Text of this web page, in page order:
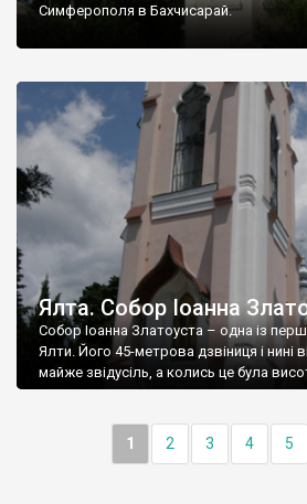
Симферополя в Бахчисарай.
Ялта. Собор Іоанна
Собор Іоанна Златоуста – одна із
Ялти. Його 45-метрова дзвіниця і нині
майже звідусіль, а колись це була
1 2 3 4 5